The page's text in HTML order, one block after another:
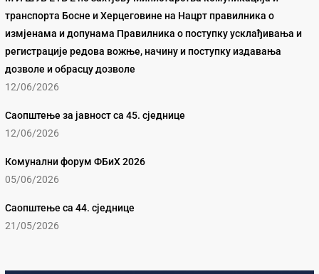
транспорта Босне и Херцеговине на Нацрт правилника о
измјенама и допунама Правилника о поступку усклађивања и
регистрације редова вожње, начину и поступку издавања
дозволе и обрасцу дозволе
12/06/2026
Саопштење за јавност са 45. сједнице
12/06/2026
Комунални форум ФБиХ 2026
05/06/2026
Саопштење са 44. сједнице
21/05/2026